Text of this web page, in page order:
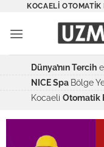
İçeriğeKOCAELI
Dünya’nın Tercih
NICE Spa Bölge
Kocaeli Otomatik